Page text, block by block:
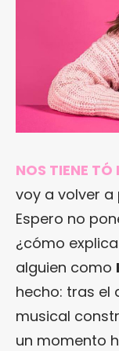
NOS TIENE
voy a volver
Espero no
¿cómo
alguien como
hecho: tras el
musical
un momento